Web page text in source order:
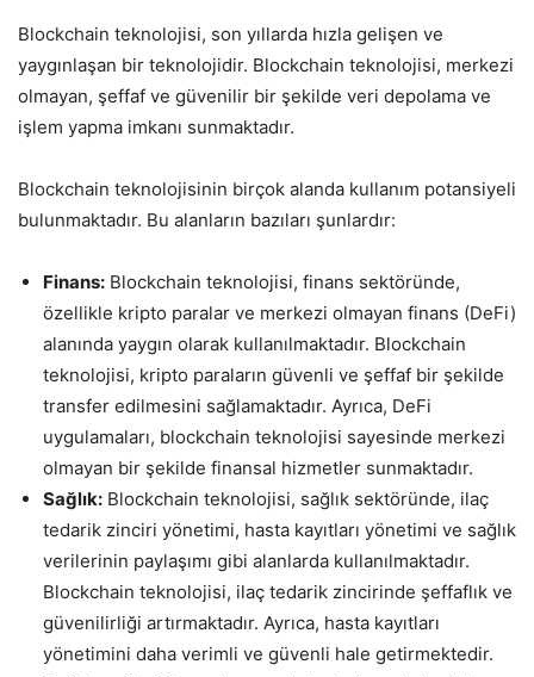
Blockchain teknolojisi, son yıllarda hızla gelişen ve
yaygınlaşan bir teknolojidir. Blockchain teknolojisi, merkezi
olmayan, şeffaf ve güvenilir bir şekilde veri depolama ve
işlem yapma imkanı sunmaktadır.
Blockchain teknolojisinin birçok alanda kullanım potansiyeli
bulunmaktadır. Bu alanların bazıları şunlardır:
Finans: Blockchain teknolojisi, finans sektöründe,
özellikle kripto paralar ve merkezi olmayan finans (DeFi)
alanında yaygın olarak kullanılmaktadır. Blockchain
teknolojisi, kripto paraların güvenli ve şeffaf bir şekilde
transfer edilmesini sağlamaktadır. Ayrıca, DeFi
uygulamaları, blockchain teknolojisi sayesinde merkezi
olmayan bir şekilde finansal hizmetler sunmaktadır.
Sağlık: Blockchain teknolojisi, sağlık sektöründe, ilaç
tedarik zinciri yönetimi, hasta kayıtları yönetimi ve sağlık
verilerinin paylaşımı gibi alanlarda kullanılmaktadır.
Blockchain teknolojisi, ilaç tedarik zincirinde şeffaflık ve
güvenilirliği artırmaktadır. Ayrıca, hasta kayıtları
yönetimini daha verimli ve güvenli hale getirmektedir.